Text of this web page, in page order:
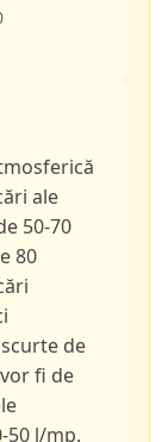
ale
50-70
80
de
fi de
50 l/mp.